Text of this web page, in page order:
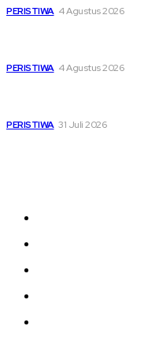
PERISTIWA 4 Agustus 2026
PERISTIWA 4 Agustus 2026
PERISTIWA 31 Juli 2026